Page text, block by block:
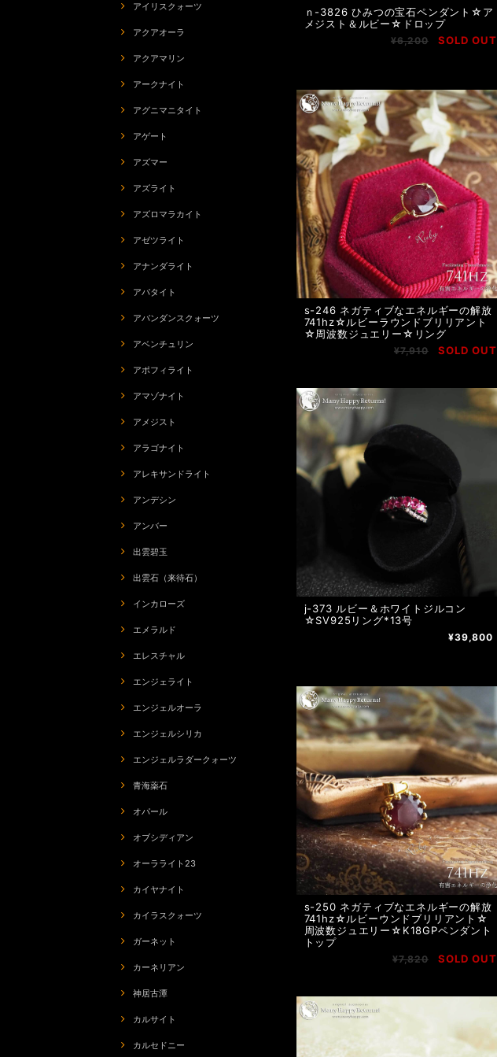
アイリスクォーツ
アクアオーラ
アクアマリン
アークナイト
アグニマニタイト
アゲート
アズマー
アズライト
アズロマラカイト
アゼツライト
アナンダライト
アパタイト
アバンダンスクォーツ
アベンチュリン
アポフィライト
アマゾナイト
アメジスト
アラゴナイト
アレキサンドライト
アンデシン
アンバー
出雲碧玉
出雲石（来待石）
インカローズ
エメラルド
エレスチャル
エンジェライト
エンジェルオーラ
エンジェルシリカ
エンジェルラダークォーツ
青海薬石
オパール
オブシディアン
オーラライト23
カイヤナイト
カイラスクォーツ
ガーネット
カーネリアン
神居古潭
カルサイト
カルセドニー
ｎ-3826 ひみつの宝石ペンダント☆ア
メジスト＆ルビー☆ドロップ
¥6,200 SOLD OUT
s-246 ネガティブなエネルギーの解放
741hz☆ルビーラウンドブリリアント
☆周波数ジュエリー☆リング
¥7,910 SOLD OUT
j-373 ルビー＆ホワイトジルコン
☆SV925リング*13号
¥39,800
s-250 ネガティブなエネルギーの解放
741hz☆ルビーウンドブリリアント☆
周波数ジュエリー☆K18GPペンダント
トップ
¥7,820 SOLD OUT